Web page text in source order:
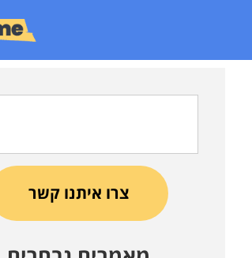
צרו איתנו קשר